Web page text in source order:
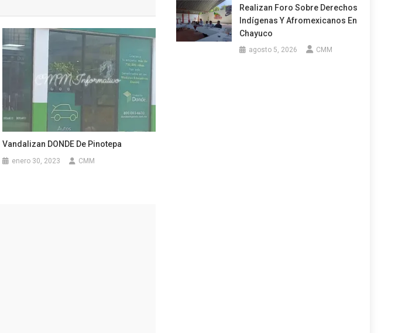
Vandalizan DONDE De Pinotepa
enero 30, 2023 CMM
Realizan Foro Sobre Derechos
Indígenas Y Afromexicanos En
Chayuco
agosto 5, 2026 CMM